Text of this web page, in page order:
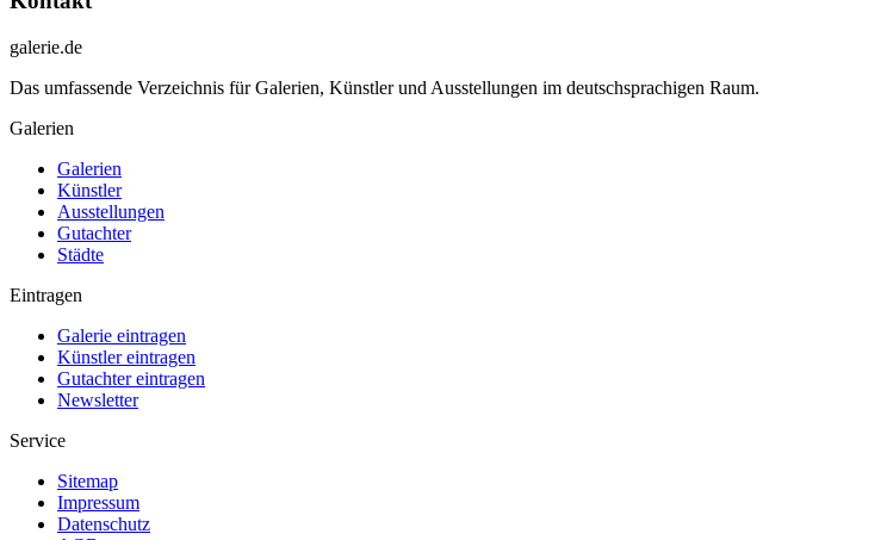
galerie.de
Das umfassende Verzeichnis für Galerien, Künstler und Ausstellungen im deutschsprachigen Raum.
Galerien
Galerien
Künstler
Ausstellungen
Gutachter
Städte
Eintragen
Galerie eintragen
Künstler eintragen
Gutachter eintragen
Newsletter
Service
Sitemap
Impressum
Datenschutz